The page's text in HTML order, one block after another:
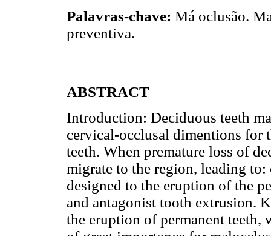
Palavras-chave: Má oclusão.
preventiva.
ABSTRACT
Introduction: Deciduous teeth
cervical-occlusal dimentions for
teeth. When premature loss of
migrate to the region, leading
designed to the eruption of the
and antagonist tooth extrusion.
the eruption of permanent teeth,